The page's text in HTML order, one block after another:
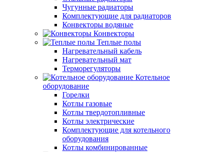
Чугунные радиаторы
Комплектующие для радиаторов
Конвекторы водяные
Конвекторы
Теплые полы
Нагревательный кабель
Нагревательный мат
Терморегуляторы
Котельное
оборудование
Горелки
Котлы газовые
Котлы твердотопливные
Котлы электрические
Комплектующие для котельного
оборудования
Котлы комбинированные